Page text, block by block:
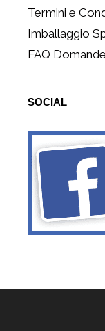
Termini e
Imballaggio
FAQ
SOCIAL